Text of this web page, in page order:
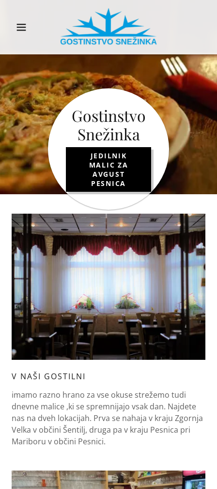
Gostinstvo
Snežinka
JEDILNIK
MALIC ZA
AVGUST
PESNICA
V NAŠI GOSTILNI
imamo razno hrano za vse okuse strežemo tudi
dnevne malice ,ki se spremnijajo vsak dan. Najdete
nas na dveh lokacijah. Prva se nahaja v kraju Zgornja
Velka v občini Šentilj, druga pa v kraju Pesnica pri
Mariboru v občini Pesnici.